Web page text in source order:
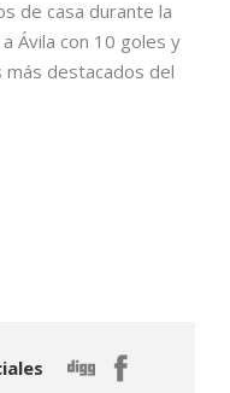
de casa durante la
Ávila con 10 goles y
más destacados del